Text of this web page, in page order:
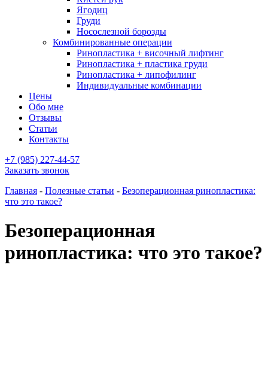
Ягодиц
Груди
Носослезной борозды
Комбинированные операции
Ринопластика + височный лифтинг
Ринопластика + пластика груди
Ринопластика + липофилинг
Индивидуальные комбинации
Цены
Обо мне
Отзывы
Статьи
Контакты
+7 (985) 227-44-57
Заказать звонок
Главная - Полезные статьи - Безоперационная ринопластика:
что это такое?
Безоперационная
ринопластика: что это такое?